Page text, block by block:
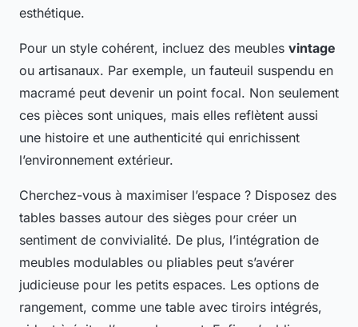
esthétique.
Pour un style cohérent, incluez des meubles vintage
ou artisanaux. Par exemple, un fauteuil suspendu en
macramé peut devenir un point focal. Non seulement
ces pièces sont uniques, mais elles reflètent aussi
une histoire et une authenticité qui enrichissent
l’environnement extérieur.
Cherchez-vous à maximiser l’espace ? Disposez des
tables basses autour des sièges pour créer un
sentiment de convivialité. De plus, l’intégration de
meubles modulables ou pliables peut s’avérer
judicieuse pour les petits espaces. Les options de
rangement, comme une table avec tiroirs intégrés,